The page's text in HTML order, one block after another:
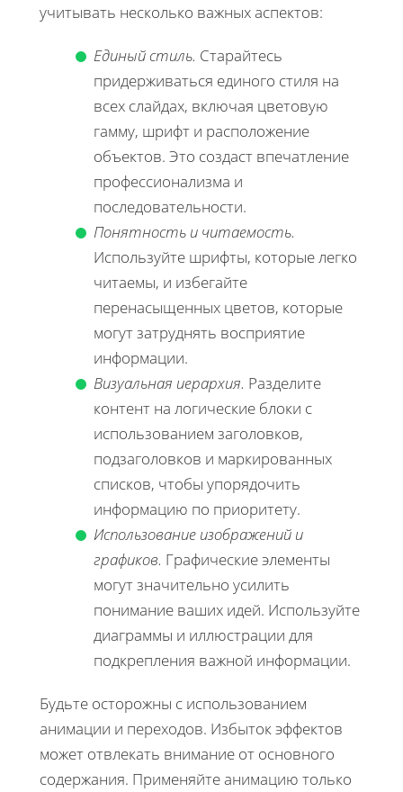
учитывать несколько важных аспектов:
Единый стиль. Старайтесь
придерживаться единого стиля на
всех слайдах, включая цветовую
гамму, шрифт и расположение
объектов. Это создаст впечатление
профессионализма и
последовательности.
Понятность и читаемость.
Используйте шрифты, которые легко
читаемы, и избегайте
перенасыщенных цветов, которые
могут затруднять восприятие
информации.
Визуальная иерархия. Разделите
контент на логические блоки с
использованием заголовков,
подзаголовков и маркированных
списков, чтобы упорядочить
информацию по приоритету.
Использование изображений и
графиков. Графические элементы
могут значительно усилить
понимание ваших идей. Используйте
диаграммы и иллюстрации для
подкрепления важной информации.
Будьте осторожны с использованием
анимации и переходов. Избыток эффектов
может отвлекать внимание от основного
содержания. Применяйте анимацию только